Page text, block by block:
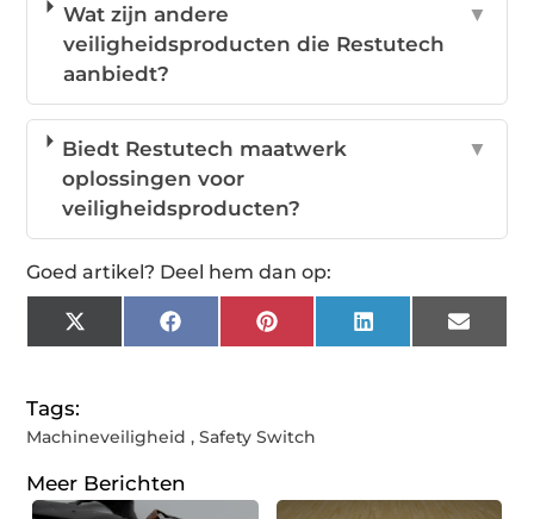
Wat zijn andere
veiligheidsproducten die Restutech
aanbiedt?
▼
Biedt Restutech maatwerk
oplossingen voor
veiligheidsproducten?
▼
Goed artikel? Deel hem dan op:
X
(Twitter)
FacebookPinterestLinkedInEmail
Tags:
Machineveiligheid ,Safety Switch
Meer Berichten